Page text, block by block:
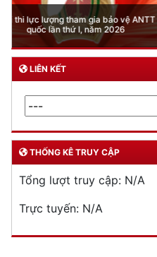
Phòng Quản lý xuất nhập cảnh:
vực xuất cảnh, nhập cảnh của
LIÊN KẾT
THỐNG KÊ TRUY CẬP
Tổng lượt truy cập: N/A
Trực tuyến: N/A